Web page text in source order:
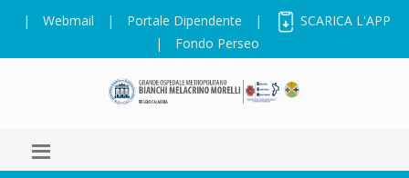
| Webmail | Portale Dipendente |
SCARICA L'APP
|
Fondo Perseo